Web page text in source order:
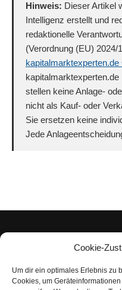
Cookie-
Um dir ein optimales Erlebnis zu
Cookies, um
Hinweis: Dieser Artikel
Intelligenz erstellt und
redaktionelle
(Verordnung (EU) 2024/
kapitalmarktexperten.de
stellen keine Anlage-
nicht als Kauf- oder
Sie ersetzen keine
Jede
Impressum